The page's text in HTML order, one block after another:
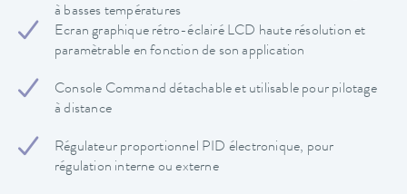
à basses températures
Ecran graphique rétro-éclairé LCD haute résolution et
paramètrable en fonction de son application
Console Command détachable et utilisable pour pilotage
à distance
Régulateur proportionnel PID électronique, pour
régulation interne ou externe